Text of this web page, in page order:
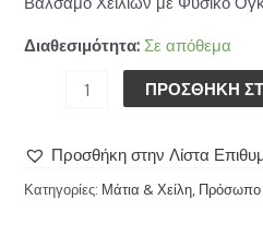
Διαθεσιμότητα: Σε απόθεμα
ΠΡΟΣΘΉΚΗ
Προσθήκη στην Λίστα
Κατηγορίες: Μάτια & Χείλη Πρόσωπο